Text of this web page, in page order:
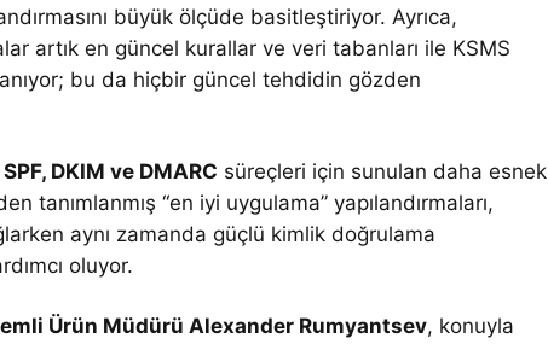
büyük ölçüde basitleştiriyor. Ayrıca,
artık en güncel kurallar ve veri tabanları ile KSMS
bu da hiçbir güncel tehdidin gözden
SPF, DKIM ve DMARC süreçleri için sunulan daha esnek
tanımlanmış “en iyi uygulama” yapılandırmaları,
aynı zamanda güçlü kimlik doğrulama
oluyor.
Ürün Müdürü Alexander Rumyantsev, konuyla